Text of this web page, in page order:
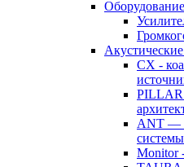
CX -
PILLAR
ANT —
Monitor